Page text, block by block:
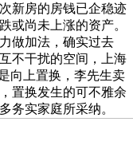
新房的房钱已企稳迹
或尚未上涨的资产。
做加法，确实过去
不干扰的空间，上海
向上置换，李先生卖
置换发生的可不雅余
务实家庭所采纳。